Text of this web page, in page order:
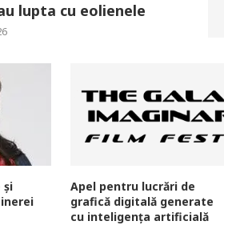
lupta cu eolienele
și
Apel pentru lucrări de
grafică digitală generate
cu inteligența artificială